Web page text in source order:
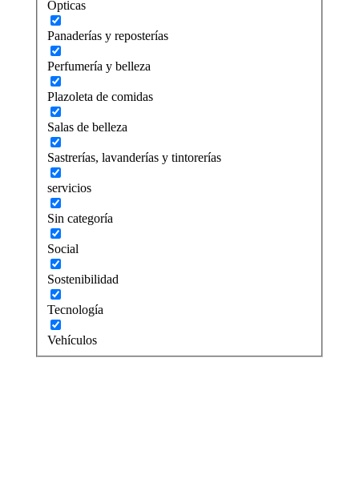
Ópticas
Panaderías y reposterías
Perfumería y belleza
Plazoleta de comidas
Salas de belleza
Sastrerías, lavanderías y tintorerías
servicios
Sin categoría
Social
Sostenibilidad
Tecnología
Vehículos